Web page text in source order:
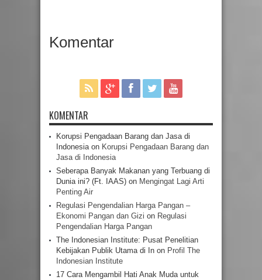
Komentar
KOMENTAR
Korupsi Pengadaan Barang dan Jasa di
Indonesiaon Korupsi Pengadaan Barang dan
Jasa di Indonesia
Seberapa Banyak Makanan yang Terbuang di
Dunia ini? (Ft. IAAS) on Mengingat Lagi Arti
Penting Air
Regulasi Pengendalian Harga Pangan –
Ekonomi Pangan dan Gizi on Regulasi
Pengendalian Harga Pangan
The Indonesian Institute: Pusat Penelitian
Kebijakan Publik Utama di In on Profil The
Indonesian Institute
17 Cara Mengambil Hati Anak Muda untuk